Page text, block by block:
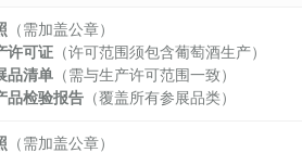
（需加盖公章）
许可证 （许可范围须包含葡萄酒生产）
品清单 （需与生产许可范围一致）
品检验报告 （覆盖所有参展品类）
（需加盖公章）